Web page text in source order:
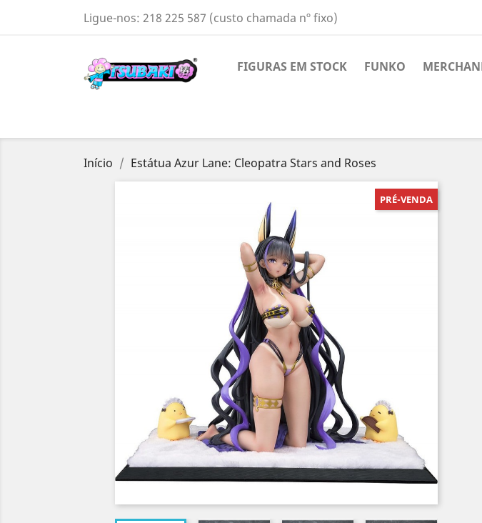
Ligue-nos: 218 225 587 (custo chamada nº fixo)
FIGURAS EM STOCK FUNKO
Início Estátua Azur Lane: Cleopatra Stars and Roses
PRÉ-VENDA